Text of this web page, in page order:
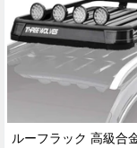
ルーフラック 高級合